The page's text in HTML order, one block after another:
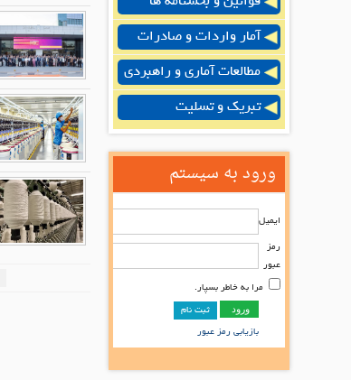
آمار واردات و صادرات
مطالعات آماری و راهبردی
تبریک و تسلیت
ورود به سیستم
ایمیل
رمز
عبور
مرا به خاطر بسپار.
ثبت نام
بازیابی رمز عبور